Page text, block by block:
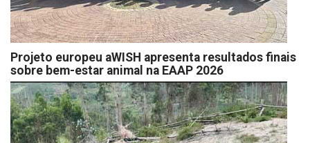
Projeto europeu aWISH apresenta resultados finais
sobre bem-estar animal na EAAP 2026